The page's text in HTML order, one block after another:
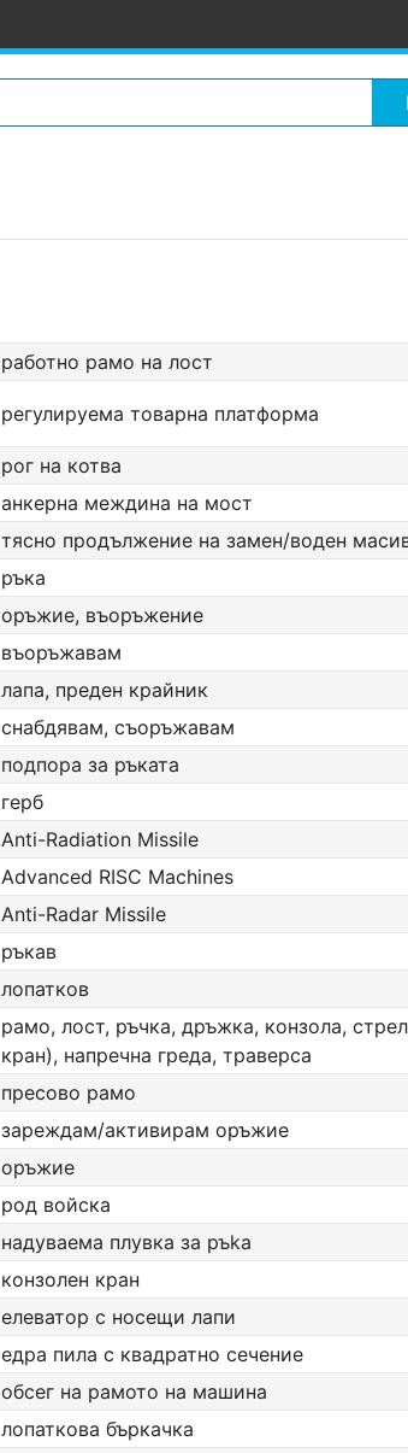
работно рамо на лост
регулируема товарна платформа
рог на котва
анкерна междина на мост
тясно продължение на замен/воден
ръка
оръжие, въоръжение
въоръжавам
лапа, преден крайник
снабдявам, съоръжавам
подпора за ръката
герб
Anti-Radiation Missile
Advanced RISC Machines
Anti-Radar Missile
ръкав
лопатков
рамо, лост, ръчка, дръжка, конзола,
кран), напречна греда, траверса
пресово рамо
зареждам/активирам оръжие
оръжие
род войска
надуваемa плувкa за ръka
конзолен кран
елеватор с носещи лапи
едра пила с квадратно сечение
обсег на рамото на машина
лопаткова бъркачка